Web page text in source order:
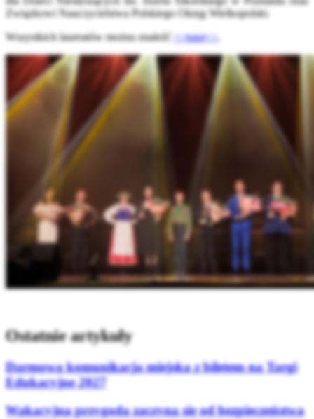
Związkowi Nauczycielstwa Polskiego Okręg Wielkopolski.
Wszystkich laureatów można znaleźć >>tutaj<<
Ostatnie artykuły
Darmowa komunikacja miejska z biletem na Targi
Edukacyjne 2027
Wakacyjna przygoda zaczyna się od bezpieczeństwa